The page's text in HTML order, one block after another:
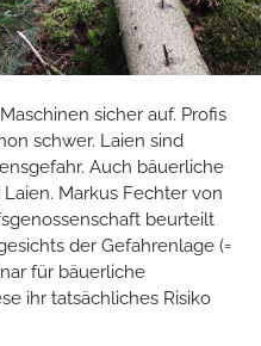
sicher auf. Profis
schwer. Laien sind
Auch bäuerliche
Markus Fechter von
beurteilt
der Gefahrenlage (=
für bäuerliche
ihr tatsächliches Risiko